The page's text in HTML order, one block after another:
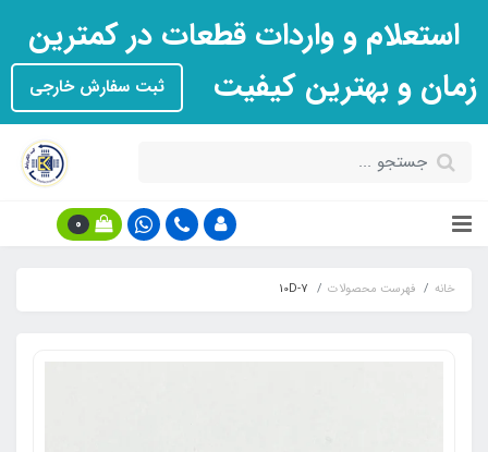
استعلام و واردات قطعات در کمترین
زمان و بهترین کیفیت
ثبت سفارش خارجی
0
خانه فهرست محصولات 10D-7